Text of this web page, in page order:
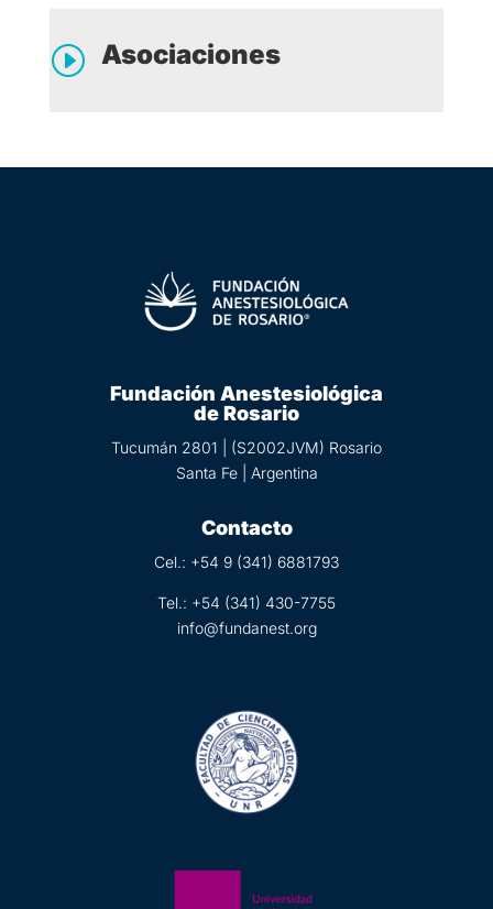
I Asociaciones
Fundación Anestesiológica
de Rosario
Tucumán 2801 | (S2002JVM) Rosario
Santa Fe | Argentina
Contacto
Cel.: +54 9 (341) 6881793
Tel.: +54 (341) 430-7755
info@fundanest.org